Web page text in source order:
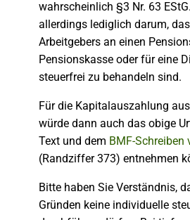
wahrscheinlich §3 Nr. 63
allerdings lediglich darum,
Arbeitgebers an einen
Pensionskasse oder für eine
steuerfrei zu behandeln sind.
Für die Kapitalauszahlung
würde dann auch das obige
Text und dem BMF-Schreiben
(Randziffer 373) entnehmen
Bitte haben Sie Verständnis,
Gründen keine individuelle